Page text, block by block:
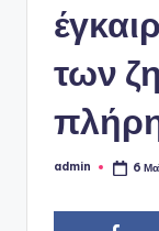
των
Συγγραφέας:
admin 6